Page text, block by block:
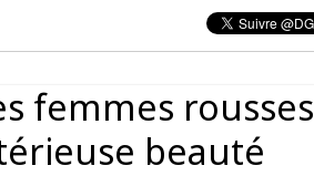
femmes rousses
beauté